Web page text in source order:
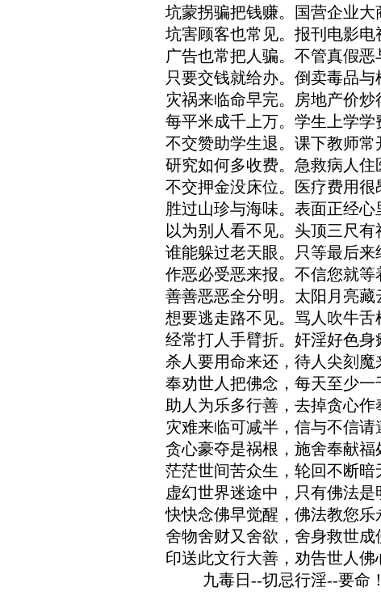
坑蒙拐骗把钱赚。国营企业大
坑害顾客也常见。报刊电影电
广告也常把人骗。不管真假恶
只要交钱就给办。倒卖毒品与
灾祸来临命早完。房地产价炒
每平米成千上万。学生上学学
不交赞助学生退。课下教师常
研究如何多收费。急救病人住
不交押金没床位。医疗费用很
胜过山珍与海味。表面正经心
以为别人看不见。头顶三尺有
谁能躲过老天眼。只等最后来
作恶必受恶来报。不信您就等
善善恶恶全分明。太阳月亮藏
想要逃走路不见。骂人吹牛舌
经常打人手臂折。奸淫好色身
杀人要用命来还，待人尖刻魔
奉劝世人把佛念，每天至少一
助人为乐多行善，去掉贪心作
灾难来临可减半，信与不信请
贪心豪夺是祸根，施舍奉献福
茫茫世间苦众生，轮回不断暗
虚幻世界迷途中，只有佛法是
快快念佛早觉醒，佛法教您乐
舍物舍财又舍欲，舍身救世成
印送此文行大善，劝告世人佛
九毒日--切忌行淫--要命！